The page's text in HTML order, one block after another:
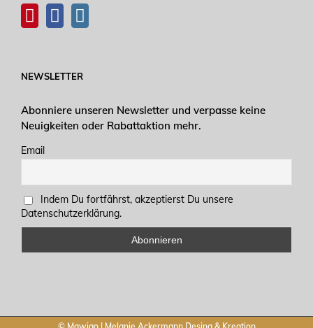
NEWSLETTER
Abonniere unseren Newsletter und verpasse keine
Neuigkeiten oder Rabattaktion mehr.
Email
Indem Du fortfährst, akzeptierst Du unsere
Datenschutzerklärung.